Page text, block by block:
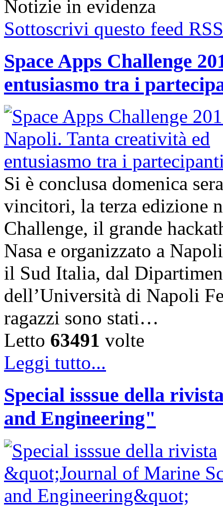
Notizie in evidenza
Sottoscrivi questo feed RSS
Space Apps Challenge
entusiasmo tra i
Si è conclusa domenica
vincitori, la terza edizione
Challenge, il grande
Nasa e organizzato a
il Sud Italia, dal
dell’Università di Napoli
ragazzi sono stati…
Letto 63491 volte
Leggi tutto...
Special isssue della
and Engineering"